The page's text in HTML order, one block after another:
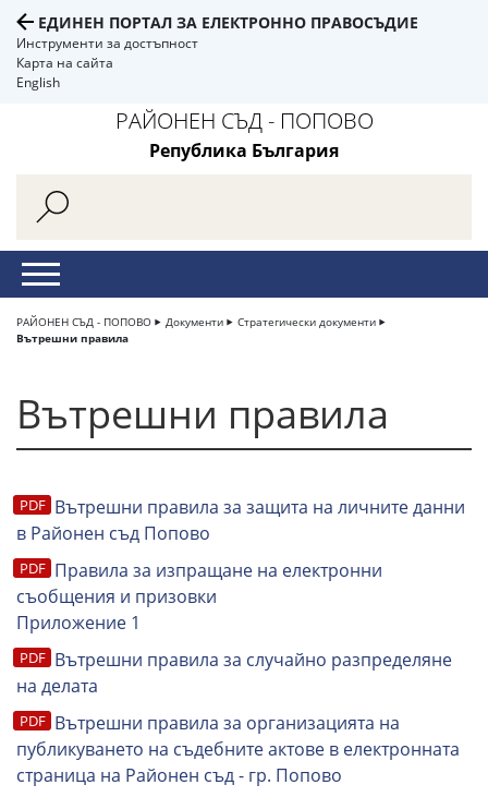
ЕДИНЕН ПОРТАЛ ЗА ЕЛЕКТРОННО ПРАВОСЪДИЕ
Инструменти за достъпност
Карта на сайта
English
РАЙОНЕН СЪД - ПОПОВО
Република България
РАЙОНЕН СЪД - ПОПОВО Документи
Стратегически документи
Вътрешни правила
Вътрешни правила
Вътрешни правила за защита на личните данни
в Районен съд Попово
Правила за изпращане на електронни
съобщения и призовки
Приложение 1
Вътрешни правила за случайно разпределяне
на делата
Вътрешни правила за организацията на
публикуването на съдебните актове в електронната
страница на Районен съд - гр. Попово